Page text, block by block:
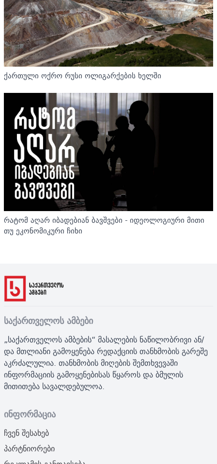
ქართული ოქრო რუსი ოლიგარქების ხელში
რატომ აღარ იბადებიან ბავშვები - იდეოლოგიური მითი
თუ ეკონომიკური ჩიხი
საქართველოს ამბები
„საქართველოს ამბების“ მასალების ნაწილობრივი ან/
და მთლიანი გამოყენება რედაქციის თანხმობის გარეშე
აკრძალულია. თანხმობის მიღების შემთხვევაში
ინფორმაციის გამოყენებისას წყაროს და ბმულის
მითითება სავალდებულოა.
ინფორმაცია
ჩვენ შესახებ
პარტნიორები